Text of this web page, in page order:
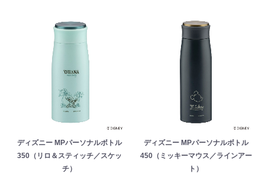
ディズニー MPパーソナルボトル
350（リロ＆スティッチ／スケッ
チ）
ディズニー MPパーソナルボトル
450（ミッキーマウス／ラインアー
ト）